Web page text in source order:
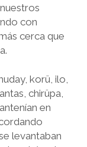
con
cerca que
korü, ilo,
chirüpa,
en
levantaban